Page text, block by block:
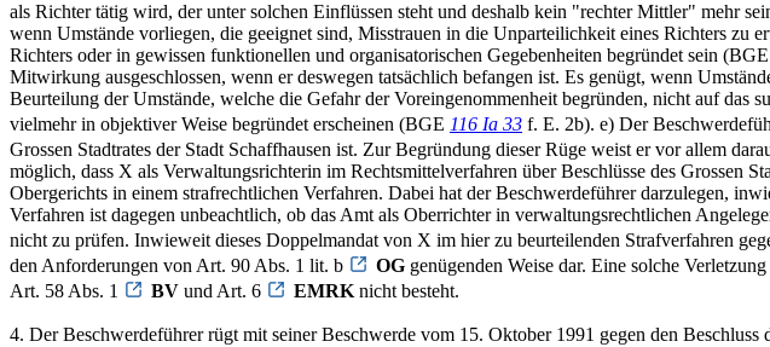
als Richter tätig wird, der unter solchen Einflüssen steht und deshalb kein "rechter Mittler" mehr
wenn Umstände vorliegen, die geeignet sind, Misstrauen in die Unparteilichkeit eines Richters zu
Richters oder in gewissen funktionellen und organisatorischen Gegebenheiten begründet sein (BGE
Mitwirkung ausgeschlossen, wenn er deswegen tatsächlich befangen ist. Es genügt, wenn
Beurteilung der Umstände, welche die Gefahr der Voreingenommenheit begründen, nicht auf das
vielmehr in objektiver Weise begründet erscheinen (BGE 116 Ia 33 f. E. 2b). e) Der
Grossen Stadtrates der Stadt Schaffhausen ist. Zur Begründung dieser Rüge weist er vor allem
möglich, dass X als Verwaltungsrichterin im Rechtsmittelverfahren über Beschlüsse des Grossen
Obergerichts in einem strafrechtlichen Verfahren. Dabei hat der Beschwerdeführer darzulegen,
Verfahren ist dagegen unbeachtlich, ob das Amt als Oberrichter in verwaltungsrechtlichen
nicht zu prüfen. Inwieweit dieses Doppelmandat von X im hier zu beurteilenden Strafverfahren
den Anforderungen von Art. 90 Abs. 1 lit. b
OG genügenden Weise dar. Eine solche
Art. 58 Abs. 1
BV und Art. 6 EMRK nicht besteht.
4. Der Beschwerdeführer rügt mit seiner Beschwerde vom 15. Oktober 1991 gegen den